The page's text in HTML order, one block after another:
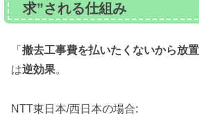
求”される仕組み
「 撤去工事費を払いたくないから放置
は逆効果。
NTT東日本/西日本の場合: